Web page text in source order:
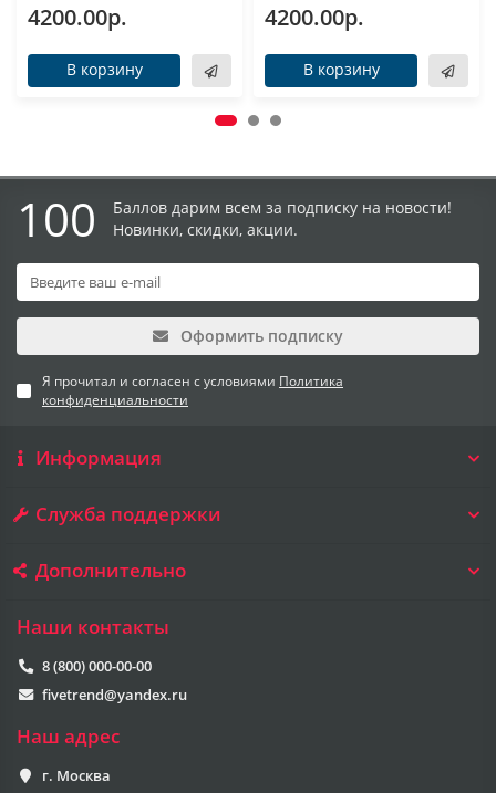
4200.00р.
В корзину
4200.00р.
В корзину
100
Баллов дарим всем за подписку на новости!
Новинки, скидки, акции.
Оформить подписку
Я прочитал и согласен с условиями Политика
конфиденциальности
Информация
Служба поддержки
Дополнительно
Наши контакты
8 (800) 000-00-00
fivetrend@yandex.ru
Наш адрес
г. Москва